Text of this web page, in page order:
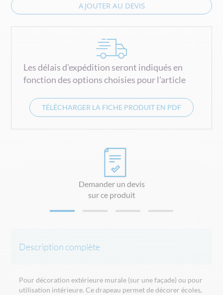
AJOUTER AU DEVIS
Les délais d'expédition seront indiqués en
fonction des options choisies pour l'article
TÉLÉCHARGER LA FICHE PRODUIT EN PDF
Demander un devis
sur ce produit
Description complète
Pour décoration extérieure murale (sur une façade) ou pour
utilisation intérieure. Ce drapeau permet de décorer écoles,